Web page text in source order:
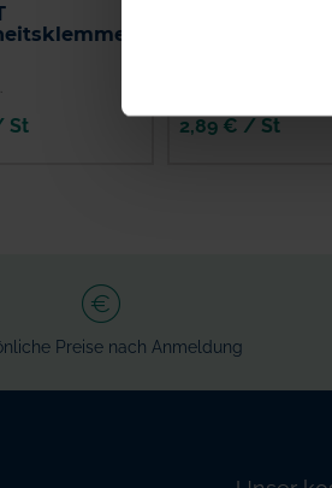
St 2,89 € / St
Preise nach Anmeldung